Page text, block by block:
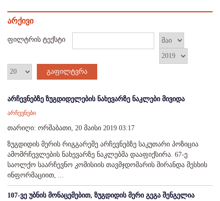
არქივი
ფილტრის ტექსტი
გაფილტვრა
არჩევნებზე ზუგდიდელების ნახევარზე ნაკლები მივიდა
არჩევნები
თარიღი: ორშაბათი, 20 მაისი 2019 03:17
ზუგდიდის მერის რიგგარეშე არჩევნებზე საკუთარი პოზიცია
ამომრჩევლების ნახევარზე ნაკლებმა დააფიქსირა. 67-ე
საოლქო საარჩევნო კომისიის თავმჯდომარის მირანდა მესხის
ინფორმაციით, ...
107-ვე უბნის მონაცემებით, ზუგდიდის მერი გეგა შენგელია